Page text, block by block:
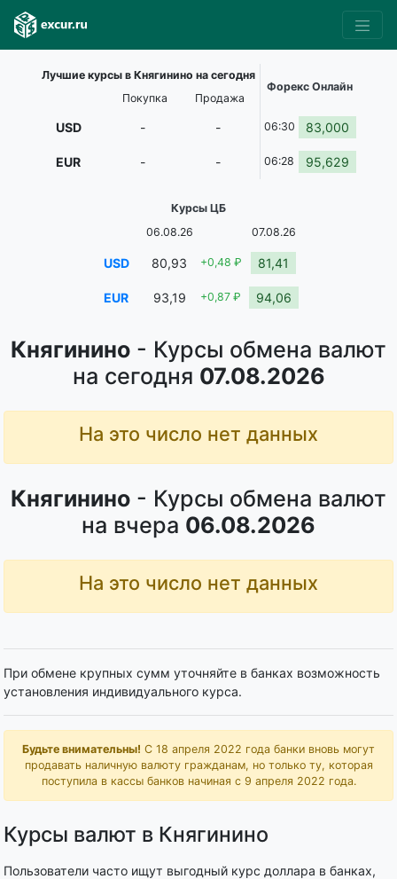
Княгинино - Курсы обмена валют
на сегодня 07.08.2026
На это число нет данных
Княгинино - Курсы обмена валют
на вчера 06.08.2026
На это число нет данных
При обмене крупных сумм уточняйте в банках возможность
установления индивидуального курса.
Будьте внимательны! С 18 апреля 2022 года банки вновь могут
продавать наличную валюту гражданам, но только ту, которая
поступила в кассы банков начиная с 9 апреля 2022 года.
Курсы валют в Княгинино
Пользователи часто ищут выгодный курс доллара в банках,
Лучшие курсы в Княгинино на сегодня
Форекс Онлайн
Покупка
Продажа
USD - - 06:30 83,000
EUR - - 06:28 95,629
Курсы ЦБ
06.08.26
07.08.26
USD 80,93 +0,48 ₽ 81,41
EUR 93,19 +0,87 ₽ 94,06